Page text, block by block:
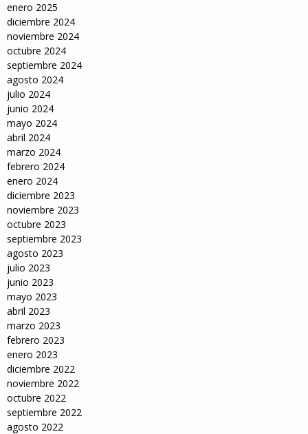
enero 2025
diciembre 2024
noviembre 2024
octubre 2024
septiembre 2024
agosto 2024
julio 2024
junio 2024
mayo 2024
abril 2024
marzo 2024
febrero 2024
enero 2024
diciembre 2023
noviembre 2023
octubre 2023
septiembre 2023
agosto 2023
julio 2023
junio 2023
mayo 2023
abril 2023
marzo 2023
febrero 2023
enero 2023
diciembre 2022
noviembre 2022
octubre 2022
septiembre 2022
agosto 2022